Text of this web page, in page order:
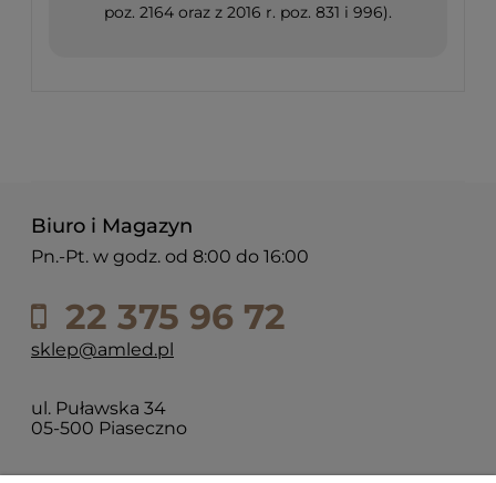
poz. 2164 oraz z 2016 r. poz. 831 i 996).
Biuro i Magazyn
Pn.-Pt. w godz. od 8:00 do 16:00
22 375 96 72
sklep@amled.pl
ul. Puławska 34
05-500 Piaseczno